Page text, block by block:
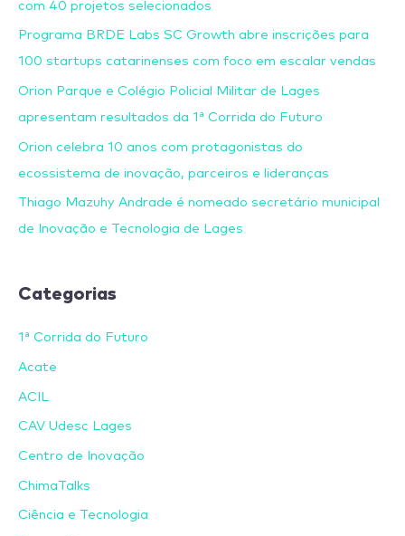
com 40 projetos selecionados
Programa BRDE Labs SC Growth abre inscrições para
100 startups catarinenses com foco em escalar vendas
Orion Parque e Colégio Policial Militar de Lages
apresentam resultados da 1ª Corrida do Futuro
Orion celebra 10 anos com protagonistas do
ecossistema de inovação, parceiros e lideranças
Thiago Mazuhy Andrade é nomeado secretário municipal
de Inovação e Tecnologia de Lages
Categorias
1ª Corrida do Futuro
Acate
ACIL
CAV Udesc Lages
Centro de Inovação
ChimaTalks
Ciência e Tecnologia